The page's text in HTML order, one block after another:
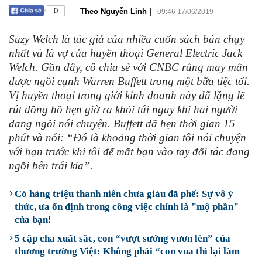
0 | Theo Nguyễn Linh | 09:46 17/06/2019
Suzy Welch là tác giả của nhiều cuốn sách bán chạy
nhất và là vợ của huyền thoại General Electric Jack
Welch. Gần đây, cô chia sẻ với CNBC rằng may mắn
được ngồi cạnh Warren Buffett trong một bữa tiệc tối.
Vị huyền thoại trong giới kinh doanh này đã lặng lẽ
rút đồng hồ hẹn giờ ra khỏi túi ngay khi hai người
đang ngồi nói chuyện. Buffett đã hẹn thời gian 15
phút và nói: “Đó là khoảng thời gian tôi nói chuyện
với bạn trước khi tôi để mất bạn vào tay đối tác đang
ngồi bên trái kia”.
Có hàng triệu thanh niên chưa giàu đã phế: Sự vô ý
thức, ưa ổn định trong công việc chính là "mộ phần"
của bạn!
5 cặp cha xuất sắc, con “vượt sướng vươn lên” của
thương trường Việt: Không phải “con vua thì lại làm